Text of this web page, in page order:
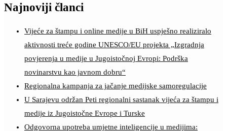
Najnoviji članci
Vijeće za štampu i online medije u BiH uspješno realiziralo
aktivnosti treće godine UNESCO/EU projekta „Izgradnja
povjerenja u medije u Jugoistočnoj Evropi: Podrška
novinarstvu kao javnom dobru“
Regionalna kampanja za jačanje medijske samoregulacije
U Sarajevu održan Peti regionalni sastanak vijeća za štampu i
medije iz Jugoistočne Evrope i Turske
Odgovorna upotreba umjetne inteligencije u medijima: